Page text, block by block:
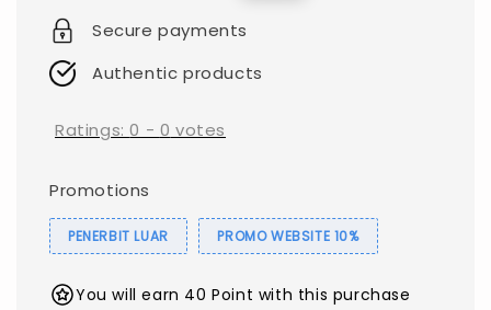
Secure payments
Authentic products
Ratings:0 - 0 votes
Promotions
PENERBIT LUAR PROMO WEBSITE 10%
You will earn 40 Point with this purchase